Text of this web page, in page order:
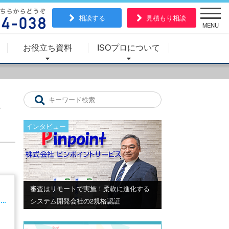
相談する 見積もり相談
MENU
お役立ち資料 ISOプロについて
インタビュー
審査はリモートで実施！柔軟に進化する
システム開発会社の2規格認証